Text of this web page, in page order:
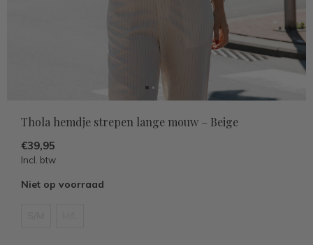
Thola hemdje strepen lange mouw – Beige
€39,95
Incl. btw
Niet op voorraad